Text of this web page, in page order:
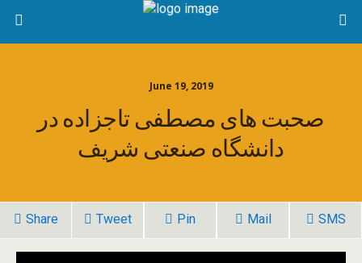
June 19, 2019
صحبت های مصطفی تاجزاده در
دانشگاه صنعتی شریف
Share Tweet Pin Mail SMS